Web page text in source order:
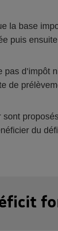
la base
puis
d’impôt
de
du